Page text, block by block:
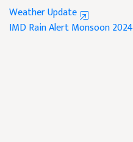
Weather Update
IMD Rain AlertMonsoon 2024